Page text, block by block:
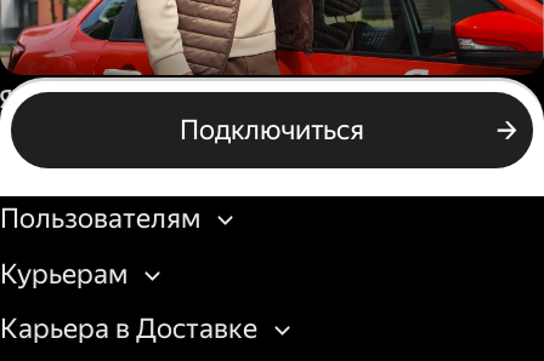
Автокурьер
Подключиться
Подключиться
Россия
Бизнесу
Пользователям
Курьерам
Карьера в Доставке